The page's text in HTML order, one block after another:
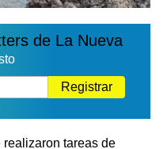
de La Nueva
Registrar
realizaron tareas de